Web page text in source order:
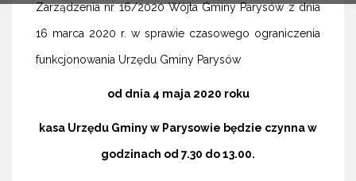
Zarządzenia nr 16/2020 Wójta Gminy Parysów z dnia
16 marca 2020 r. w sprawie czasowego ograniczenia
funkcjonowania Urzędu Gminy Parysów
od dnia 4 maja 2020 roku
kasa Urzędu Gminy w Parysowie będzie czynna w
godzinach od 7.30 do 13.00.